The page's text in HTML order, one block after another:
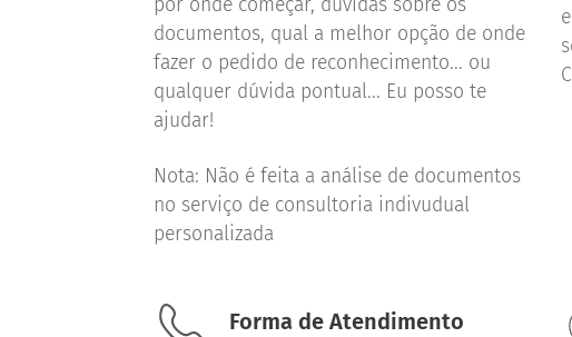
por onde começar, dúvidas sobre os
documentos, qual a melhor opção de onde
fazer o pedido de reconhecimento... ou
qualquer dúvida pontual... Eu posso te
ajudar!
Nota: Não é feita a análise de documentos
no serviço de consultoria indivudual
personalizada
Forma de Atendimento